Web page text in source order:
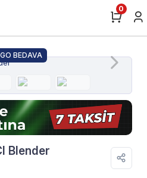
0
BEDAVA
Blender